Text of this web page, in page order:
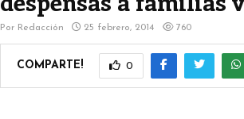
Por Redacción 25 febrero, 2014 760
COMPARTE! 0